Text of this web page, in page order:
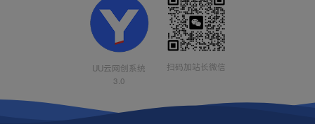
UU云网创系统
3.0
扫码加站长微信